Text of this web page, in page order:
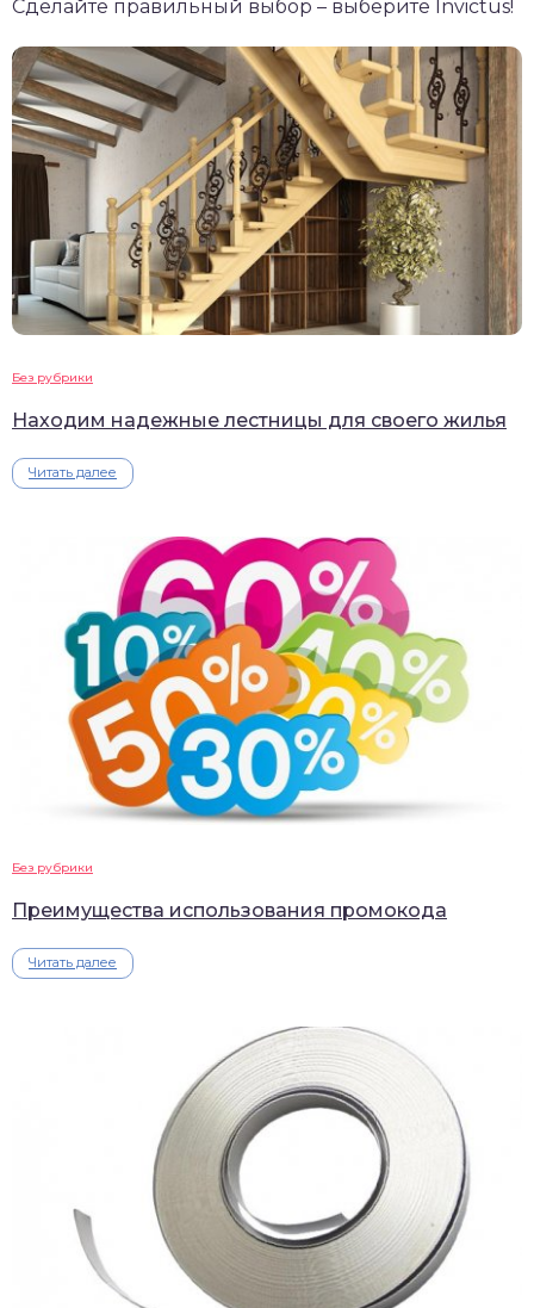
Сделайте правильный выбор – выберите Invictus!
Без рубрики
Находим надежные лестницы для своего жилья
Читать далее
Без рубрики
Преимущества использования промокода
Читать далее